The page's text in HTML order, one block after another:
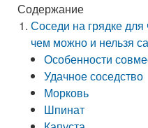
Содержание
Соседи на грядке для
чем можно и нельзя
Особенности
Удачное соседство
Морковь
Шпинат